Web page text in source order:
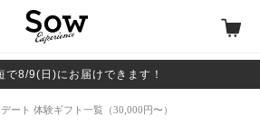
で8/9(日)にお届けできます！
ート 体験ギフト一覧（30,000円〜）